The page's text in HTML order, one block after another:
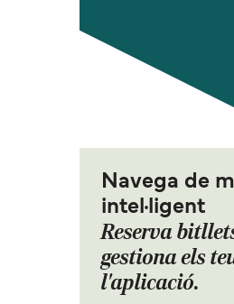
Navega de
intel·ligent
Reserva
gestiona els
l'aplicació.